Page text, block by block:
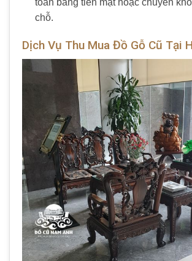
toán bằng tiền mặt hoặc chuyển
chỗ.
Dịch Vụ Thu Mua Đồ Gỗ Cũ Tại